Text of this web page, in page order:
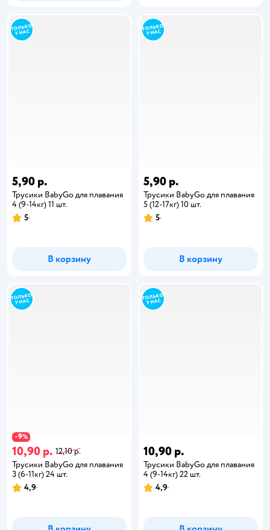
5,90 р.
Трусики BabyGo для плавания
4 (9-14кг) 11 шт.
5
В корзину
5,90 р.
Трусики BabyGo для плавания
5 (12-17кг) 10 шт.
5
В корзину
−9%
10,90 р. 12,10 р.
Трусики BabyGo для плавания
3 (6-11кг) 24 шт.
4,9
10,90 р.
Трусики BabyGo для плавания
4 (9-14кг) 22 шт.
4,9